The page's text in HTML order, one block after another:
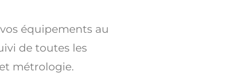
équipements au
de toutes les
métrologie.